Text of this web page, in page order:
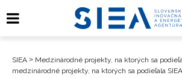
SIEA > Medzinárodné projekty, na ktorých sa
medzinárodné projekty, na ktorých sa podieľala SIEA